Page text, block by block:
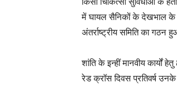
में घायल सैनिकों के देखभाल के
अंतर्राष्ट्रीय समिति का
शांति के इन्हीं मानवीय कार्यों
रेड क्रॉस दिवस प्रतिवर्ष